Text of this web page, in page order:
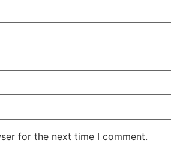
for the next time I comment.